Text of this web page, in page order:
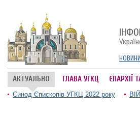
НОВИНИ
АКТУАЛЬНО ГЛАВА УГКЦ ЄПАРХІЇ
Синод Єпископів УГКЦ 2022 року